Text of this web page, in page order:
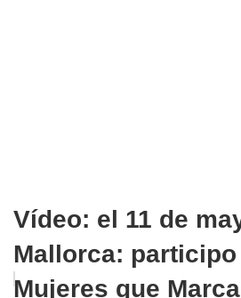
Vídeo: el 11 de
Mallorca:
Mujeres que